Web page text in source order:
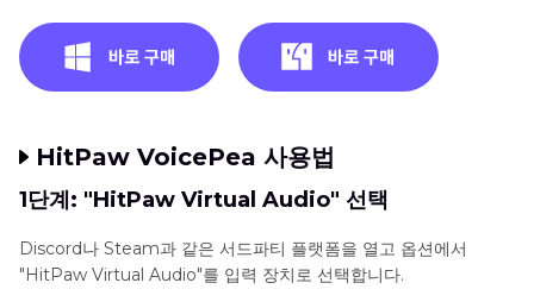
HitPaw VoicePea 사용법
1단계: "HitPaw Virtual Audio" 선택
Discord나 Steam과 같은 서드파티 플랫폼을 열고 옵션에서
"HitPaw Virtual Audio"를 입력 장치로 선택합니다.